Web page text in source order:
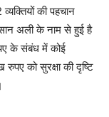
की पहचान
अली के नाम से हुई है
के संबंध में कोई
को सुरक्षा की दृष्टि